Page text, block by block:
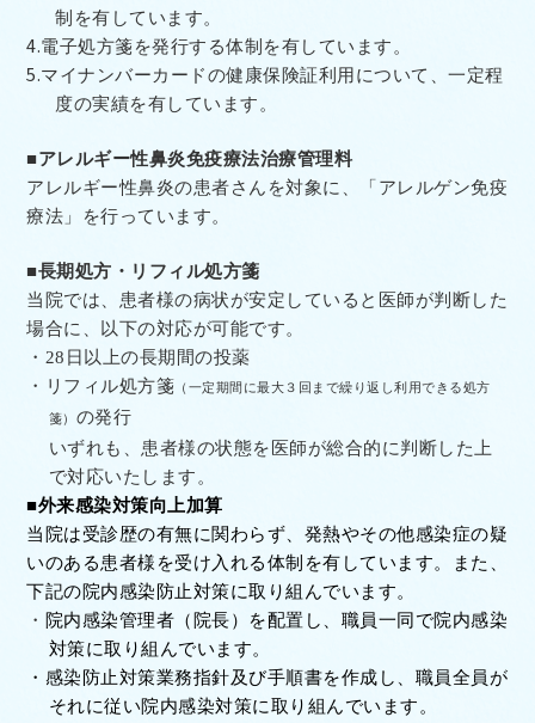
制を有しています。
4.電子処方箋を発行する体制を有しています。
5.マイナンバーカードの健康保険証利用について、一定程
度の実績を有しています。
■アレルギー性鼻炎免疫療法治療管理料
アレルギー性鼻炎の患者さんを対象に、「アレルゲン免疫
療法」を行っています。
■長期処方・リフィル処方箋
当院では、患者様の病状が安定していると医師が判断した
場合に、以下の対応が可能です。
・28 日以上の長期間の投薬
・
リフィル処方箋 （一定期間に最大３回まで繰り返し利用できる処方
箋） の発行
いずれも、患者様の状態を医師が総合的に判断した上
で対応いたします。
■外来感染対策向上加算
当院は受診歴の有無に関わらず、発熱やその他感染症の疑
いのある患者様を受け入れる体制を有しています。また、
下記の院内感染防止対策に取り組んでいます。
・ 院内感染管理者（院長）を配置し、職員一同で院内感染
対策に取り組んでいます。
・ 感染防止対策業務指針及び手順書を作成し、職員全員が
それに従い院内感染対策に取り組んでいます。